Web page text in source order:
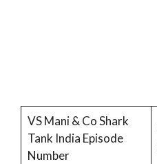
VS Mani & Co Shark
Tank India Episode
Number